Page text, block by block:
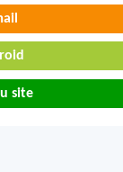
site